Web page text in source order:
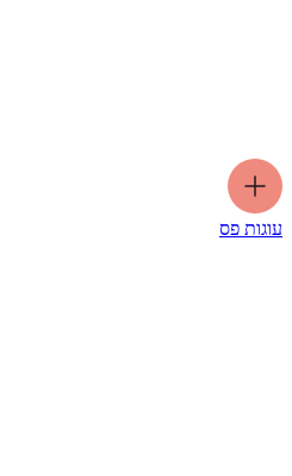
עוגות פס